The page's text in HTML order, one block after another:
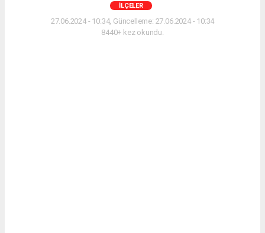
İLÇELER
27.06.2024 - 10:34, Güncelleme: 27.06.2024 - 10:34
8440+ kez okundu.